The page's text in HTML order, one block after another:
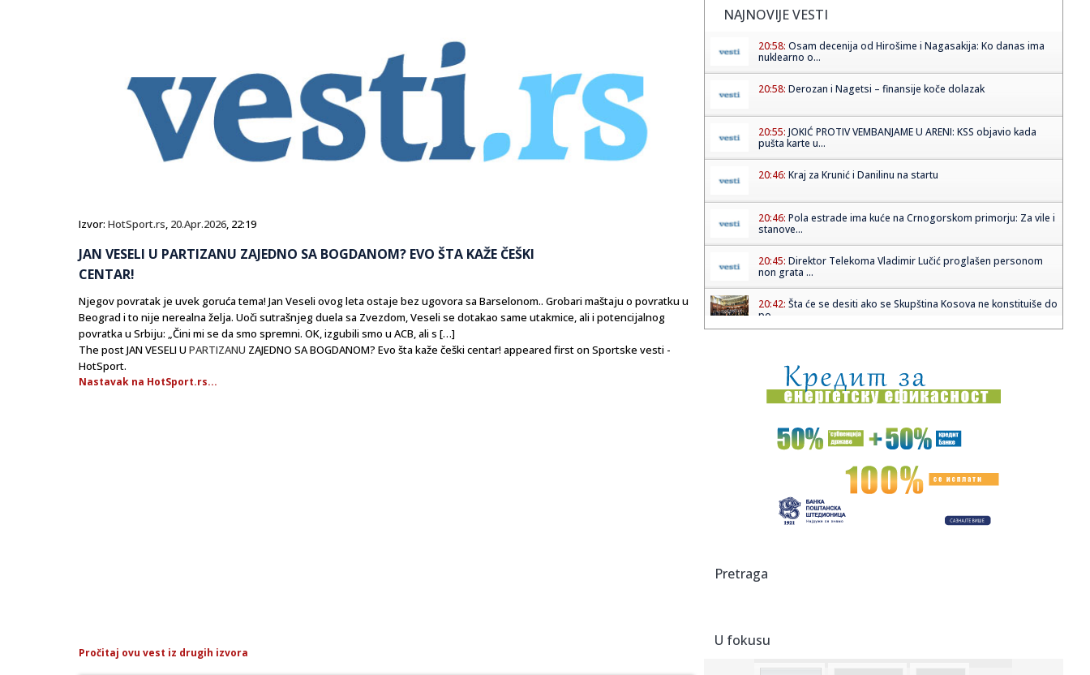
Izvor: HotSport.rs, 20.Apr.2026, 22:19
JAN VESELI U PARTIZANU ZAJEDNO SA BOGDANOM? EVO ŠTA KAŽE ČEŠKI
CENTAR!
Njegov povratak je uvek goruća tema! Jan Veseli ovog leta ostaje bez ugovora sa Barselonom.. Grobari maštaju o povratku u
Beograd i to nije nerealna želja. Uoči sutrašnjeg duela sa Zvezdom, Veseli se dotakao same utakmice, ali i potencijalnog
povratka u Srbiju: „Čini mi se da smo spremni. OK, izgubili smo u ACB, ali s […]
The post JAN VESELI U PARTIZANU ZAJEDNO SA BOGDANOM? Evo šta kaže češki centar! appeared first on Sportske vesti -
HotSport.
Nastavak na HotSport.rs...
Pročitaj ovu vest iz drugih izvora
NAJNOVIJE VESTI
20:58: Osam decenija od Hirošime i Nagasakija: Ko danas ima
nuklearno o...
20:58: Derozan i Nagetsi – finansije koče dolazak
20:55: JOKIĆ PROTIV VEMBANJAME U ARENI: KSS objavio kada
pušta karte u...
20:46: Kraj za Krunić i Danilinu na startu
20:46: Pola estrade ima kuće na Crnogorskom primorju: Za vile i
stanove...
20:45: Direktor Telekoma Vladimir Lučić proglašen personom
non grata ...
20:42: Šta će se desiti ako se Skupština Kosova ne konstituiše do
po...
20:40:Novine: "Tramp zna da NATO nikada ne bi ginuo za
Ameriku"; "Kurti...
20:39:Skandal u Nacionalnom parku: Uginulo 16 slonova od
trovanja cijan...
Mađar otkrio kakva je situacija sa energentima u
20:34:RADNIČKI TRAŽI PRVE BODOVE: Dudić jasan pred Zemun –
20:21:
Pretraga
U fokusu